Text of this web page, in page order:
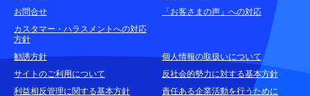
お申込みをご検討中のお客さま
(商品に関するお問合せ・資料請求)
資料請求はこちら
お問合せ
「お客さまの声」への対応
カスタマー・ハラスメントへの対応
方針
勧誘方針
個人情報の取扱いについて
サイトのご利用について
反社会的勢力に対する基本方針
利益相反管理に関する基本方針
責任ある企業活動を行うために